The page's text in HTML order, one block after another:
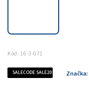
Kód: 16-3-071
SALECODE:SALE20:20:% Značka: